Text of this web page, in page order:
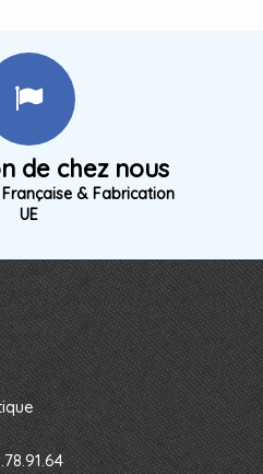
de chez nous
& Fabrication
UE